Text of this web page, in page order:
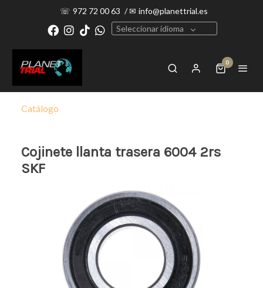
☏ 972 72 00 63 /✉ info@planettrial.es
Seleccionar idioma
0
Catálogo
Cojinete llanta trasera 6004 2rs
SKF